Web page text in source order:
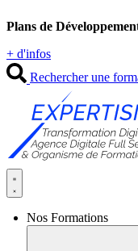
au
Plans de
+ d'infos
Rechercher une
Nos Formations